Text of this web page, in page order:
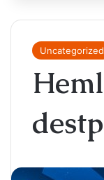
Uncategorized